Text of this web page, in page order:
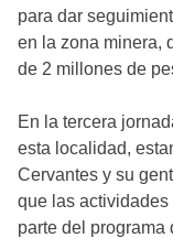
para dar
en la zona minera,
de 2 millones de
En la tercera
esta localidad,
Cervantes y su
que las
parte del